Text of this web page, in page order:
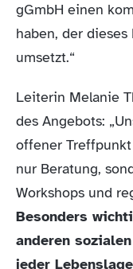
gGmbH einen
haben, der
umsetzt.“
Leiterin Melanie
des Angebots:
offener
nur Beratung,
Workshops und
Besonders
anderen
jeder